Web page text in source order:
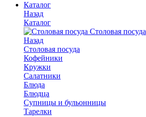
Каталог
Назад
Каталог
Столовая посуда
Назад
Столовая посуда
Кофейники
Кружки
Салатники
Блюда
Блюдца
Супницы и бульонницы
Тарелки